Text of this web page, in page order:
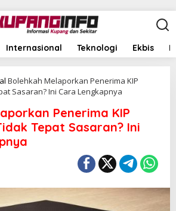
Internasional Teknologi Ekbis
Bolehkah Melaporkan Penerima KIP
Sasaran? Ini Cara Lengkapnya
Penerima KIP
Tepat Sasaran? Ini